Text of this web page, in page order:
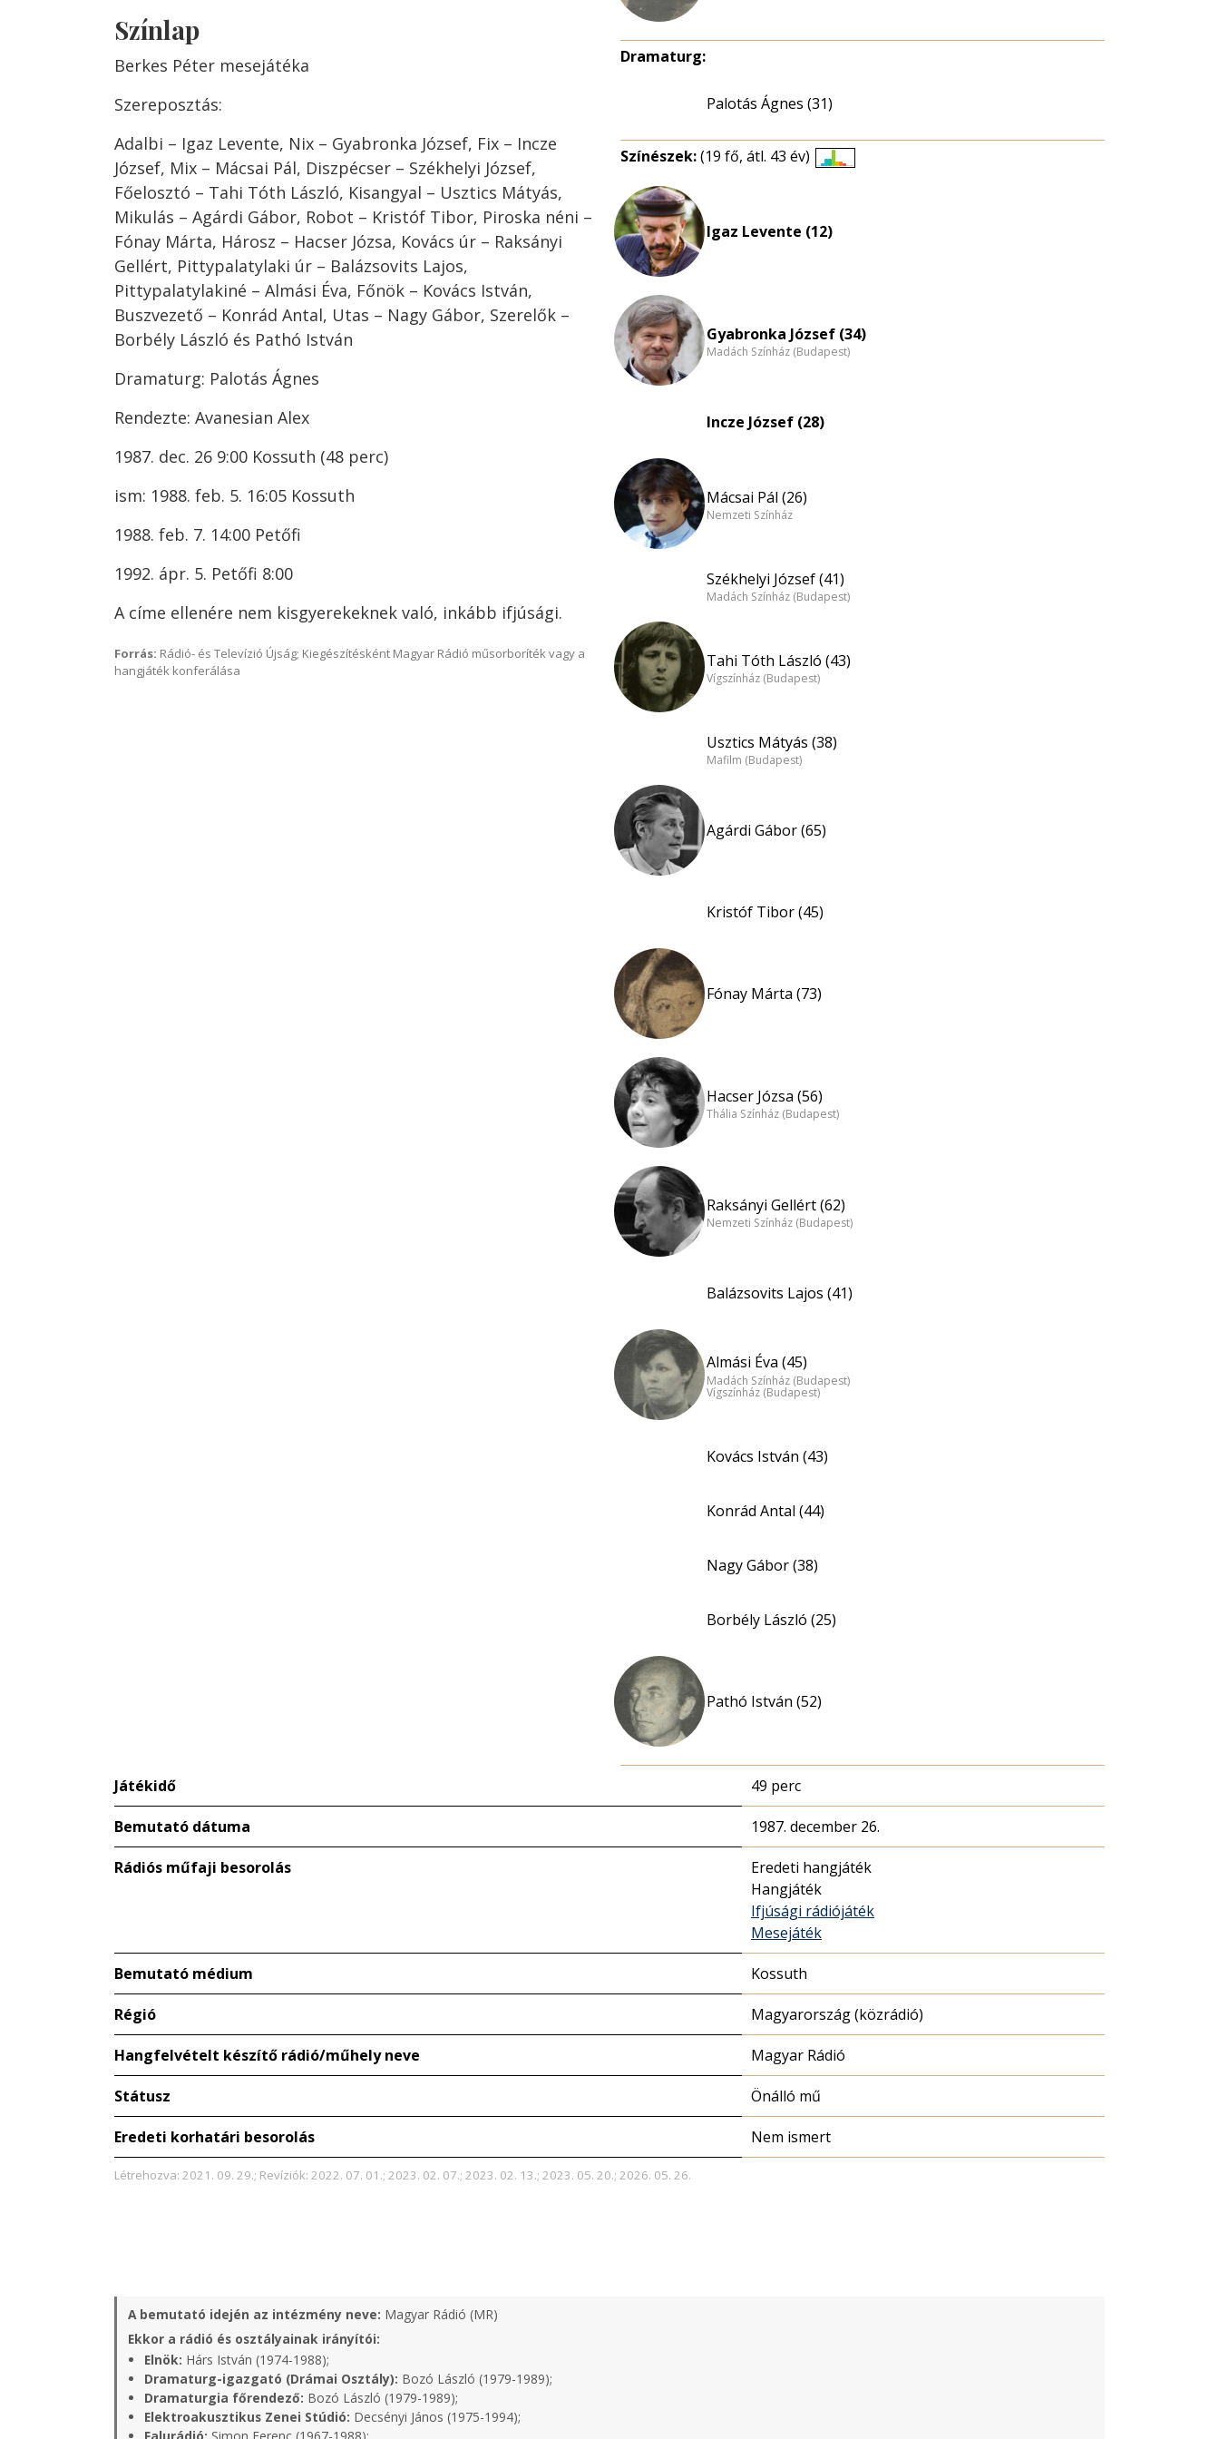
Színlap
Berkes Péter mesejátéka
Szereposztás:
Adalbi – Igaz Levente, Nix – Gyabronka József, Fix – Incze
József, Mix – Mácsai Pál, Diszpécser – Székhelyi József,
Főelosztó – Tahi Tóth László, Kisangyal – Usztics Mátyás,
Mikulás – Agárdi Gábor, Robot – Kristóf Tibor, Piroska néni –
Fónay Márta, Hárosz – Hacser Józsa, Kovács úr – Raksányi
Gellért, Pittypalatylaki úr – Balázsovits Lajos,
Pittypalatylakiné – Almási Éva, Főnök – Kovács István,
Buszvezető – Konrád Antal, Utas – Nagy Gábor, Szerelők –
Borbély László és Pathó István
Dramaturg: Palotás Ágnes
Rendezte: Avanesian Alex
1987. dec. 26 9:00 Kossuth (48 perc)
ism: 1988. feb. 5. 16:05 Kossuth
1988. feb. 7. 14:00 Petőfi
1992. ápr. 5. Petőfi 8:00
A címe ellenére nem kisgyerekeknek való, inkább ifjúsági.
Forrás: Rádió- és Televízió Újság; Kiegészítésként Magyar Rádió műsorboríték vagy a
hangjáték konferálása
Dramaturg:
Palotás Ágnes (31)
Színészek:(19 fő, átl. 43 év)
Igaz Levente (12)
Gyabronka József (34)
Madách Színház (Budapest)
Incze József (28)
Mácsai Pál (26)
Nemzeti Színház
Székhelyi József (41)
Madách Színház (Budapest)
Tahi Tóth László (43)
Vígszínház (Budapest)
Usztics Mátyás (38)
Mafilm (Budapest)
Agárdi Gábor (65)
Kristóf Tibor (45)
Fónay Márta (73)
Hacser Józsa (56)
Thália Színház (Budapest)
Raksányi Gellért (62)
Nemzeti Színház (Budapest)
Balázsovits Lajos (41)
Almási Éva (45)
Madách Színház (Budapest)
Vígszínház (Budapest)
Kovács István (43)
Konrád Antal (44)
Nagy Gábor (38)
Borbély László (25)
Pathó István (52)
Játékidő 49 perc
Bemutató dátuma 1987. december 26.
Rádiós műfaji besorolás
Eredeti hangjáték
Hangjáték
Ifjúsági rádiójáték
Mesejáték
Bemutató médium Kossuth
Régió Magyarország (közrádió)
Hangfelvételt készítő rádió/műhely neve Magyar Rádió
Státusz Önálló mű
Eredeti korhatári besorolás Nem ismert
Létrehozva: 2021. 09. 29.; Revíziók: 2022. 07. 01.; 2023. 02. 07.; 2023. 02. 13.; 2023. 05. 20.; 2026. 05. 26.
A bemutató idején az intézmény neve: Magyar Rádió (MR)
Ekkor a rádió és osztályainak irányítói:
Elnök: Hárs István (1974-1988);
Dramaturg-igazgató (Drámai Osztály): Bozó László (1979-1989);
Dramaturgia főrendező: Bozó László (1979-1989);
Elektroakusztikus Zenei Stúdió: Decsényi János (1975-1994);